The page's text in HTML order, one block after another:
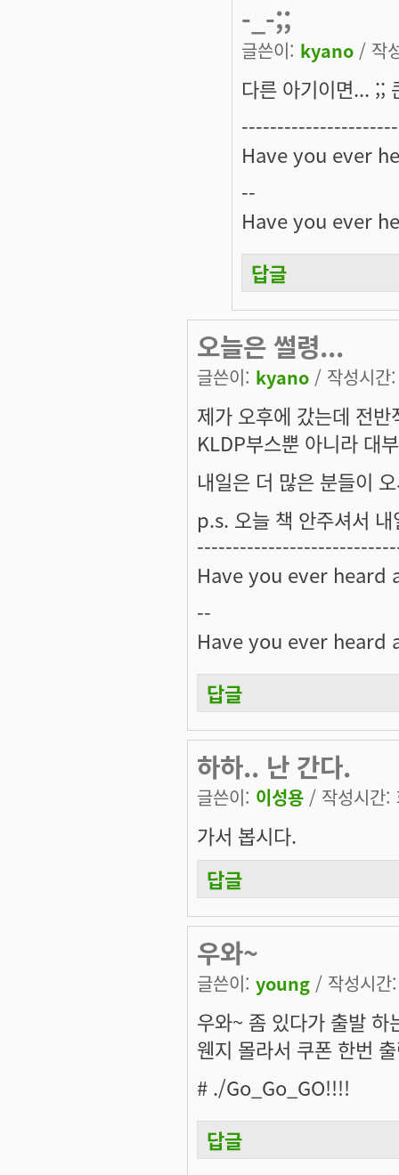
-_-;;
글쓴이: kyano / 작
다른 아기이면... ;;
Have you ever
--
Have you ever
답글
오늘은 썰령...
글쓴이: kyano / 작성시
제가 오후에 갔는데 전
KLDP부스뿐 아니라 대
내일은 더 많은 분들이
p.s. 오늘 책 안주셔서
Have you ever heard
--
Have you ever heard
답글
하하.. 난 간다.
글쓴이: 이성용 / 작성시간
가서 봅시다.
답글
우와~
글쓴이: young / 작성시
우와~ 좀 있다가 출발 하
웬지 몰라서 쿠폰 한번
# ./Go_Go_GO!!!!
답글